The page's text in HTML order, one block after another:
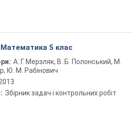
5 клас
А. Г. Мерзляк, В. Б. Полонський, М.
Ю. М. Рабінович
Збірник задач і контрольних робіт